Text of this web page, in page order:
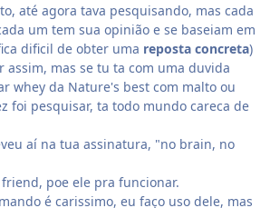
até agora tava pesquisando, mas cada
um tem sua opinião e se baseiam em
dificil de obter uma reposta concreta)
assim, mas se tu ta com uma duvida
whey da Nature's best com malto ou
foi pesquisar, ta todo mundo careca de
aí na tua assinatura, "no brain, no
poe ele pra funcionar.
é carissimo, eu faço uso dele, mas